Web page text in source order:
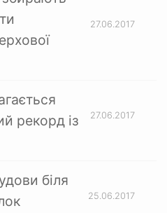
27.06.2017
рекорд із
27.06.2017
біля
25.06.2017